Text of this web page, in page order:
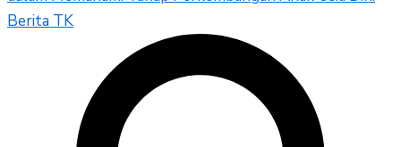
Berita TK